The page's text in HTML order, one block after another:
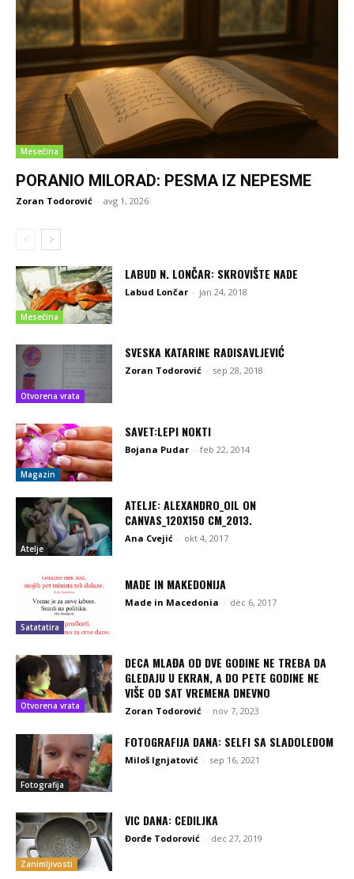
Mesečina
PORANIO MILORAD: PESMA IZ NEPESME
Zoran Todorović - avg 1, 2026
Mesečina
LABUD N. LONČAR: SKROVIŠTE NADE
Labud Lončar - jan 24, 2018
Otvorena vrata
SVESKA KATARINE RADISAVLJEVIĆ
Zoran Todorović - sep 28, 2018
Magazin
SAVET:LEPI NOKTI
Bojana Pudar - feb 22, 2014
Atelje
ATELJE: ALEXANDRO_OIL ON
CANVAS_120X150 CM_2013.
Ana Cvejić - okt 4, 2017
Satatatira
MADE IN MAKEDONIJA
Made in Macedonia - dec 6, 2017
Otvorena vrata
DECA MLAĐA OD DVE GODINE NE TREBA DA
GLEDAJU U EKRAN, A DO PETE GODINE NE
VIŠE OD SAT VREMENA DNEVNO
Zoran Todorović - nov 7, 2023
Fotografija
FOTOGRAFIJA DANA: SELFI SA SLADOLEDOM
Miloš Ignjatović - sep 16, 2021
Zanimljivosti
VIC DANA: CEDILJKA
Đorđe Todorović - dec 27, 2019